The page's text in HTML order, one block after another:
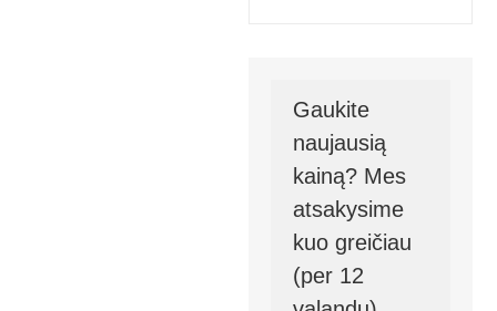
Gaukite
naujausią
kainą? Mes
atsakysime
kuo greičiau
(per 12